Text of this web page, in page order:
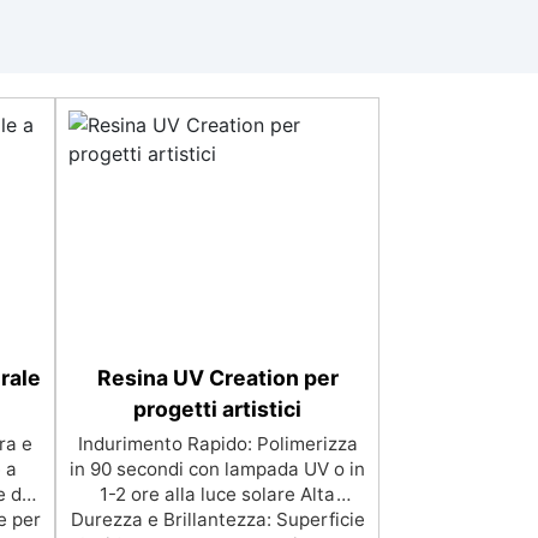
e
a
da
per
Resina UV Creation per
progetti artistici
Indurimento Rapido: Polimerizza
in 90 secondi con lampada UV o in
1-2 ore alla luce solare Alta
Durezza e Brillantezza: Superficie